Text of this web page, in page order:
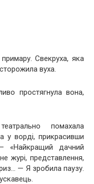
Свекруха, яка
вуха.
простягнула вона,
помахала
у ворді, прикрасивши
«Найкращий дачний
журі, представлення,
— Я зробила паузу.